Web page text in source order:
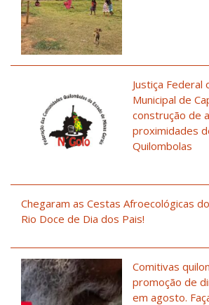
Justiça
Municipal de
construção de
proximidades
Quilombolas
Chegaram as Cestas Afroecológicas
Rio Doce de Dia dos Pais!
Comitivas
promoção de
em agosto.